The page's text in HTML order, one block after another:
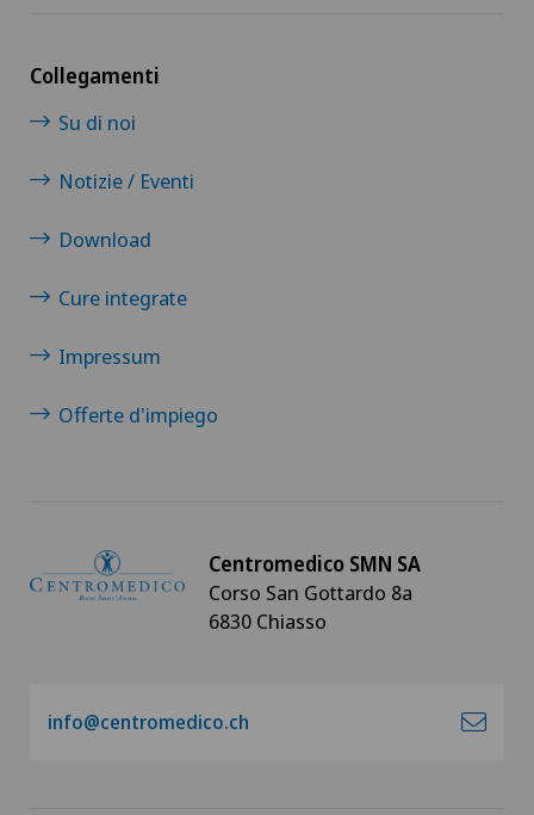
Collegamenti
Su di noi
Notizie / Eventi
Download
Cure integrate
Impressum
Offerte d'impiego
Centromedico SMN SA
Corso San Gottardo 8a
6830 Chiasso
info@centromedico.ch